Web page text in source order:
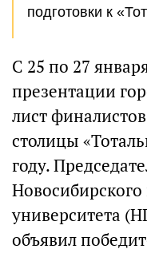
подготовки к
С 25 по 27
презентации
лист
столицы
году.
Новосибирского
университета
объявил